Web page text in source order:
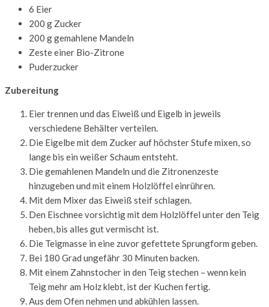
6 Eier
200 g Zucker
200 g gemahlene Mandeln
Zeste einer Bio-Zitrone
Puderzucker
Zubereitung
Eier trennen und das Eiweiß und Eigelb in jeweils
verschiedene Behälter verteilen.
Die Eigelbe mit dem Zucker auf höchster Stufe mixen, so
lange bis ein weißer Schaum entsteht.
Die gemahlenen Mandeln und die Zitronenzeste
hinzugeben und mit einem Holzlöffel einrühren.
Mit dem Mixer das Eiweiß steif schlagen.
Den Eischnee vorsichtig mit dem Holzlöffel unter den Teig
heben, bis alles gut vermischt ist.
Die Teigmasse in eine zuvor gefettete Sprungform geben.
Bei 180 Grad ungefähr 30 Minuten backen.
Mit einem Zahnstocher in den Teig stechen – wenn kein
Teig mehr am Holz klebt, ist der Kuchen fertig.
Aus dem Ofen nehmen und abkühlen lassen.